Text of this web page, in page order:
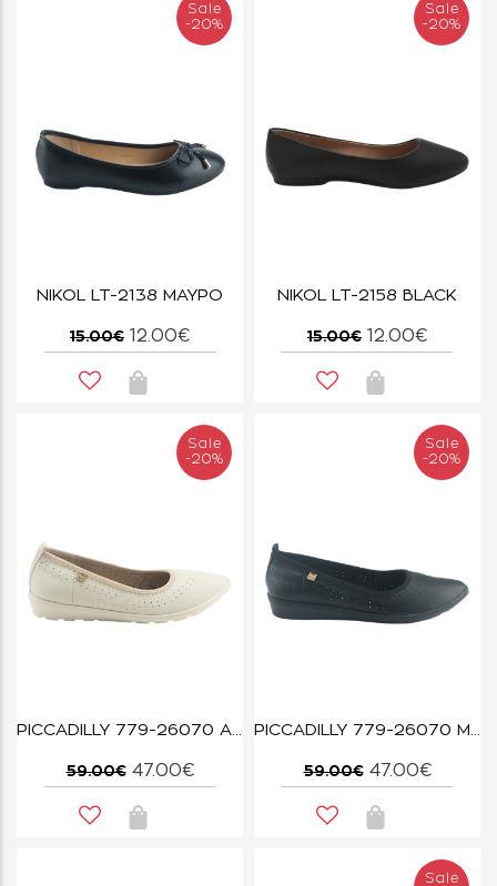
Sale
-20%
NIKOL LT-2138 ΜΑΥΡΟ
15.00€ 12.00€
Sale
-20%
NIKOL LT-2158 BLACK
15.00€ 12.00€
Sale
-20%
PICCADILLY 779-26070 ΑΣΠΡΟ
59.00€ 47.00€
Sale
-20%
PICCADILLY 779-26070 ΜΑΥΡΟ
59.00€ 47.00€
Sale